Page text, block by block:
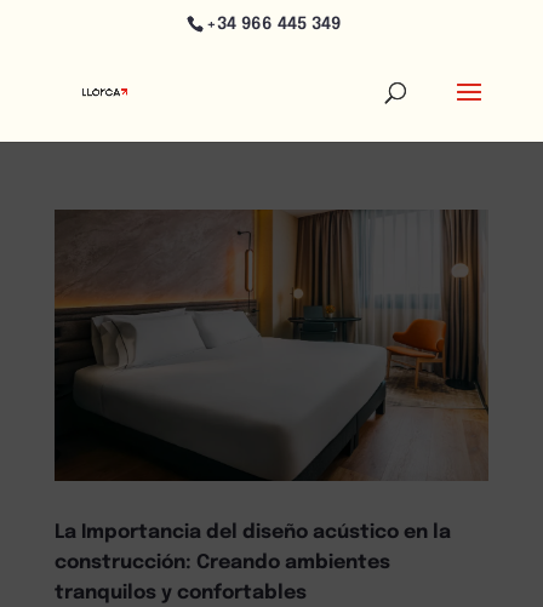
+34 966 445 349
La Importancia del diseño acústico en la
construcción: Creando ambientes
tranquilos y confortables